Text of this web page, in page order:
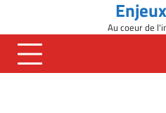
content
Au coeur de